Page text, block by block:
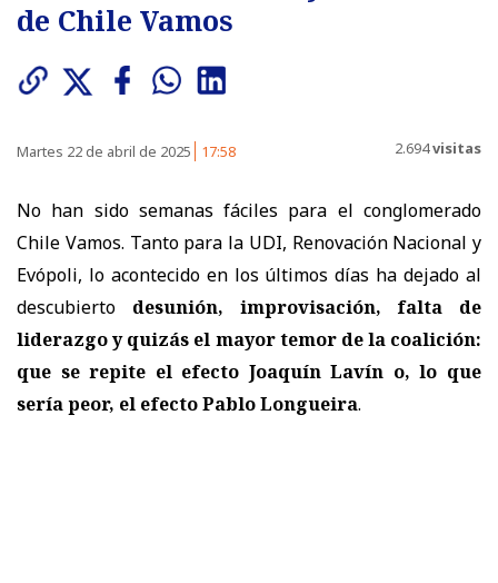
de Chile Vamos
Martes 22 de abril de 2025 17:58 2.694visitas
No han sido semanas fáciles para el conglomerado
Chile Vamos. Tanto para la UDI, Renovación Nacional y
Evópoli, lo acontecido en los últimos días ha dejado al
descubierto desunión, improvisación, falta de
liderazgo y quizás el mayor temor de la coalición:
que se repite el efecto Joaquín Lavín o, lo que
sería peor, el efecto Pablo Longueira.